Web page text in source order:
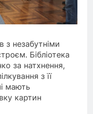
з незабутніми
Бібліотека
за натхнення,
з її
мають
картин